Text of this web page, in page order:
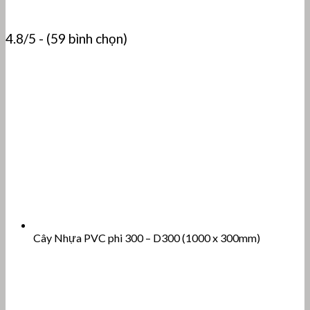
4.8/5 - (59 bình chọn)
Cây Nhựa PVC phi 300 – D300 (1000 x 300mm)